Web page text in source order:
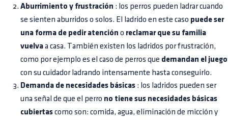
Aburrimiento y frustración : los perros pueden ladrar cuando
se sienten aburridos o solos. El ladrido en este caso puede ser
una forma de pedir atención o reclamar que su familia
vuelva a casa. También existen los ladridos por frustración,
como por ejemplo es el caso de perros que demandan el juego
con su cuidador ladrando intensamente hasta conseguirlo.
Demanda de necesidades básicas : los ladridos pueden ser
una señal de que el perro no tiene sus necesidades básicas
cubiertas como son: comida, agua, eliminación de micción y